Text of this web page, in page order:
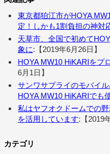
東京都狛江市がHOYA
定！しかも1割負担の神対
天草市、全国で初めて
象に:【2019年6月26日】
HOYA MW10 HiKARIをプ
6月1日】
サンワサプライのモバイ
HOYA MW10 HiKARIでも
私はヤフオクドームでの
を活用しています:【2019
カテゴリ